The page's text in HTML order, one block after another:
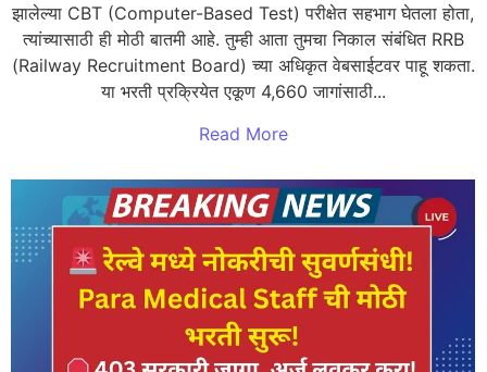
झालेल्या CBT (Computer-Based Test) परीक्षेत सहभाग घेतला होता,
त्यांच्यासाठी ही मोठी बातमी आहे. तुम्ही आता तुमचा निकाल संबंधित RRB
(Railway Recruitment Board) च्या अधिकृत वेबसाईटवर पाहू शकता.
या भरती प्रक्रियेत एकूण 4,660 जागांसाठी...
Read More